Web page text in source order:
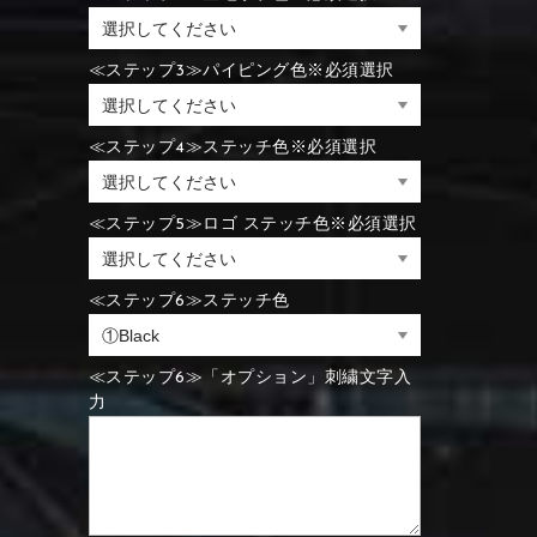
⑮Wine red ⑯Carbon
⑪Black
⑮Wine red ⑯Carbon
⑪Black ⑫Ivory
⑮Wine red ⑯Carbon
⑪Blue ⑫Aqua blue
⑮Rose pink ⑯White
⑲Yellow-green ⑳Purple
⑪Blue ⑫Aqua blue
⑮Rose pink ⑯White
⑲Yellow-green ⑳Purple
≪ステップ3≫パイピング色※必須選択
≪ステップ4≫ステッチ色※必須選択
≪ステップ5≫ロゴ ステッチ色※必須選択
≪ステップ6≫ステッチ色
≪ステップ6≫「オプション」刺繍文字入
力